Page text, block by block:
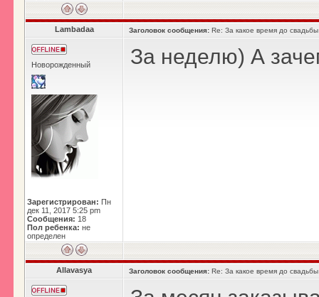
Lambadaa Заголовок сообщения: Re: За какое время до
Новорожденный
Зарегистрирован: Пн
дек 11, 2017 5:25 pm
Сообщения: 18
Пол ребенка: не
определен
За неделю) А
Allavasya Заголовок сообщения: Re: За какое время до